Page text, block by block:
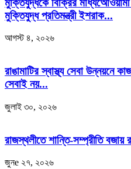
মুক্তিযুদ্ধকে বিক্রির
মুক্তিযুদ্ধ প্রতিমন্ত্রী ইশরাক...
আগস্ট ৪, ২০২৬
রাঙামাটির স্বাস্থ্য সেবা উন্নয়নে
সেবাই নয়...
জুলাই ৩০, ২০২৬
রাজস্থলীতে শান্তি-সম্প্রীতি বজায়
জুনe ২৭, ২০২৬